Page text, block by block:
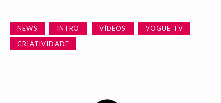
NEWS INTRO VÍDEOS
VOGUE TV
CRIATIVIDADE